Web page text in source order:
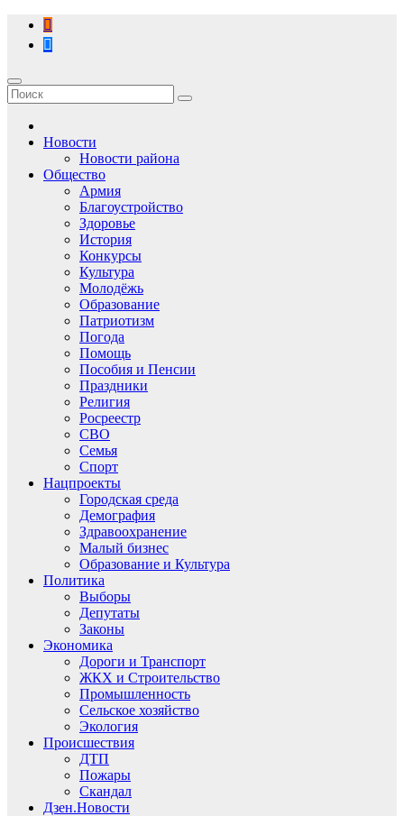
Перейти
содержимому
Новости
Новости района
Общество
Армия
Благоустройство
Здоровье
История
Конкурсы
Культура
Молодёжь
Образование
Патриотизм
Погода
Помощь
Пособия и Пенсии
Праздники
Религия
Росреестр
СВО
Семья
Спорт
Нацпроекты
Городская среда
Демография
Здравоохранение
Малый бизнес
Образование и Культура
Политика
Выборы
Депутаты
Законы
Экономика
Дороги и Транспорт
ЖКХ и Строительство
Промышленность
Сельское хозяйство
Экология
Происшествия
ДТП
Пожары
Скандал
Дзен.Новости